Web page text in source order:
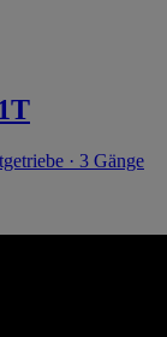
· 3 Gänge